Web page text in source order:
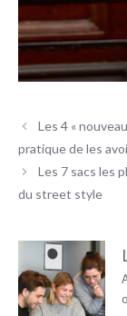
Les 4 «
pratique de les
Les 7 sacs les
du street style